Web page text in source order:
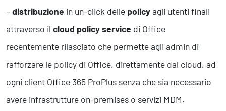
–distribuzione in un-click delle policyagli utenti finali
attraverso il cloud policy service di Office
recentemente rilasciato che permette agli admin di
rafforzare le policy di Office, direttamente dal cloud, ad
ogni client Office 365 ProPlus senza che sia necessario
avere infrastrutture on-premises o servizi MDM.